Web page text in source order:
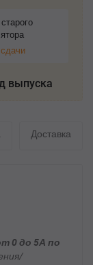
выпуска
Доставка
0 до 5А по